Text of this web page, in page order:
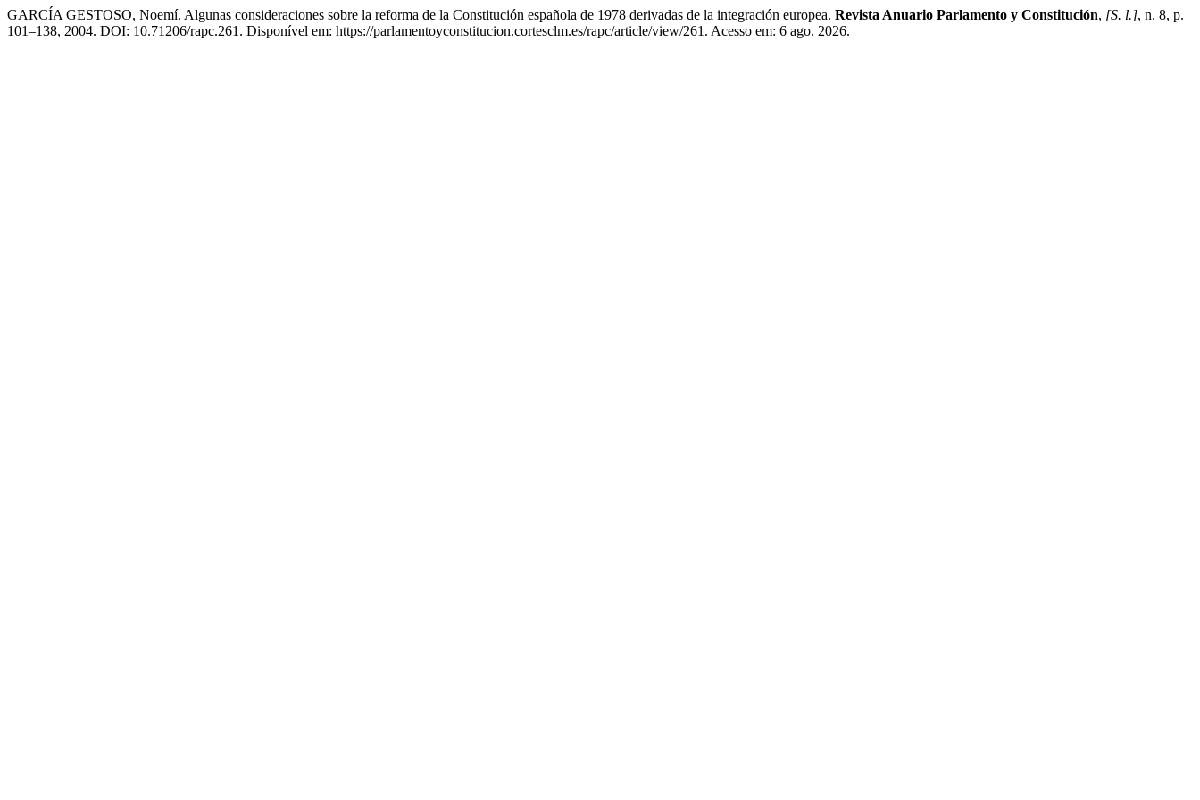
GARCÍA GESTOSO, Noemí. Algunas consideraciones sobre la reforma de la Constitución española de 1978 derivadas de la integración europea. Revista Anuario Parlamento y Constitución, [S. l.], n. 8, p.
101–138, 2004. DOI: 10.71206/rapc.261. Disponível em: https://parlamentoyconstitucion.cortesclm.es/rapc/article/view/261. Acesso em: 6 ago. 2026.